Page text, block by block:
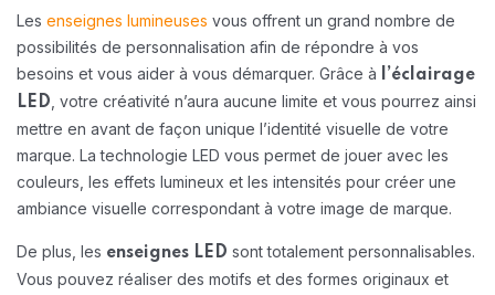
Les enseignes lumineuses vous offrent un grand nombre de
possibilités de personnalisation afin de répondre à vos
besoins et vous aider à vous démarquer. Grâce à
l’éclairage
LED , votre créativité n’aura aucune limite et vous pourrez ainsi
mettre en avant de façon unique l’identité visuelle de votre
marque. La technologie LED vous permet de jouer avec les
couleurs, les effets lumineux et les intensités pour créer une
ambiance visuelle correspondant à votre image de marque.
De plus, les enseignes LED sont totalement personnalisables.
Vous pouvez réaliser des motifs et des formes originaux et